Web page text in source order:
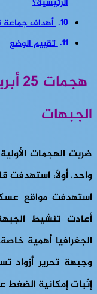
الرئيسية؟
أهداف جماعة
تقييم الوضع
الجبهات
ضربت الهجمات
واحد. أولًا، استهدفت
استهدفت مواقع
أعادت تنشيط
الجغرافيا أهمية
وجبهة تحرير أزواد
إثبات إمكانية